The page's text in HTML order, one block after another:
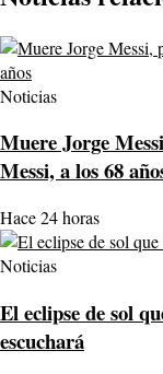
Noticias
Muere Jorge
Messi, a los 68
Hace 24 horas
Noticias
El eclipse de sol
escuchará